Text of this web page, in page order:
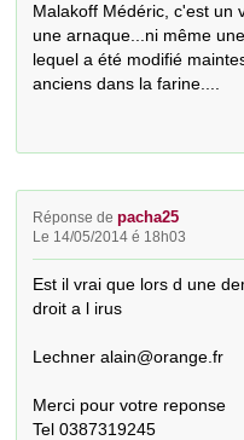
Malakoff Médéric, c'est un
une arnaque...ni même
lequel a été modifié
anciens dans la farine....
Réponse depacha25
Le 14/05/2014 é 18h03
Est il vrai que lors d une
droit a l irus
Lechner alain@orange.fr
Merci pour votre reponse
Tel 0387319245